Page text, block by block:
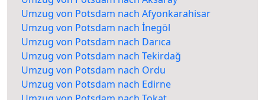
Umzug von Potsdam nach Afyonkarahisar
Umzug von Potsdam nach İnegöl
Umzug von Potsdam nach Darıca
Umzug von Potsdam nach Tekirdağ
Umzug von Potsdam nach Ordu
Umzug von Potsdam nach Edirne